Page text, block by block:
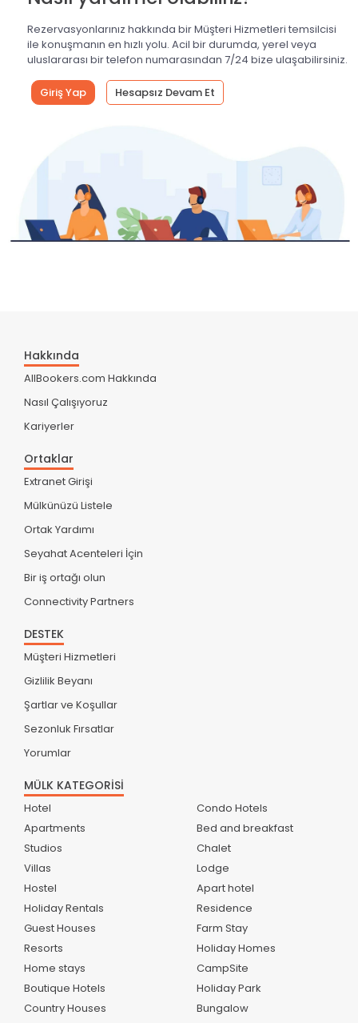
Rezervasyonlarınız hakkında bir Müşteri Hizmetleri temsilcisi
ile konuşmanın en hızlı yolu. Acil bir durumda, yerel veya
uluslararası bir telefon numarasından 7/24 bize ulaşabilirsiniz.
Giriş Yap Hesapsız Devam Et
Hakkında
AllBookers.com Hakkında
Nasıl Çalışıyoruz
Kariyerler
Ortaklar
Extranet Girişi
Mülkünüzü Listele
Ortak Yardımı
Seyahat Acenteleri İçin
Bir iş ortağı olun
Connectivity Partners
DESTEK
Müşteri Hizmetleri
Gizlilik Beyanı
Şartlar ve Koşullar
Sezonluk Fırsatlar
Yorumlar
MÜLK KATEGORİSİ
Hotel
Apartments
Studios
Villas
Hostel
Holiday Rentals
Guest Houses
Resorts
Home stays
Boutique Hotels
Country Houses
Condo Hotels
Bed and breakfast
Chalet
Lodge
Apart hotel
Residence
Farm Stay
Holiday Homes
CampSite
Holiday Park
Bungalow